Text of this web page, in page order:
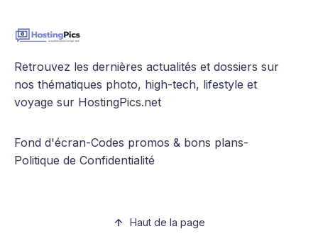
Retrouvez les dernières actualités et dossiers sur
nos thématiques photo, high-tech, lifestyle et
voyage sur HostingPics.net
Fond d'écran-Codes promos & bons plans-
Politique de Confidentialité
Haut de la page